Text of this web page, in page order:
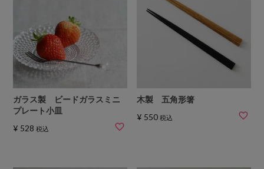
ガラス製 ビードガラスミニ
プレート小皿
¥ 528 税込
木製 五角形箸
¥ 550 税込